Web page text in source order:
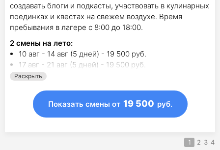
создавать блоги и подкасты, участвовать в кулинарных
поединках и квестах на свежем воздухе. Время
пребывания в лагере с 8:00 до 18:00.
2 смены на лето:
10 авг - 14 авг (5 дней) - 19 500 руб.
17 авг - 21 авг (5 дней) - 19 500 руб.
Раскрыть
Показать смены от 19 500 руб.
1 2 3 4